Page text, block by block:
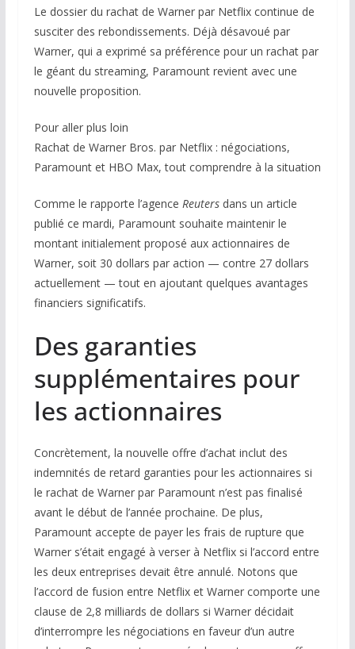
Le dossier du rachat de Warner par Netflix continue de
susciter des rebondissements. Déjà désavoué par
Warner, qui a exprimé sa préférence pour un rachat par
le géant du streaming, Paramount revient avec une
nouvelle proposition.
Pour aller plus loin
Rachat de Warner Bros. par Netflix : négociations,
Paramount et HBO Max, tout comprendre à la situation
Comme le rapporte l’agence Reutersdans un article
publié ce mardi, Paramount souhaite maintenir le
montant initialement proposé aux actionnaires de
Warner, soit 30 dollars par action — contre 27 dollars
actuellement — tout en ajoutant quelques avantages
financiers significatifs.
Des garanties
supplémentaires pour
les actionnaires
Concrètement, la nouvelle offre d’achat inclut des
indemnités de retard garanties pour les actionnaires si
le rachat de Warner par Paramount n’est pas finalisé
avant le début de l’année prochaine. De plus,
Paramount accepte de payer les frais de rupture que
Warner s’était engagé à verser à Netflix si l’accord entre
les deux entreprises devait être annulé. Notons que
l’accord de fusion entre Netflix et Warner comporte une
clause de 2,8 milliards de dollars si Warner décidait
d’interrompre les négociations en faveur d’un autre